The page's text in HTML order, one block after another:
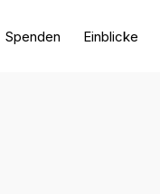
Spenden Einblicke